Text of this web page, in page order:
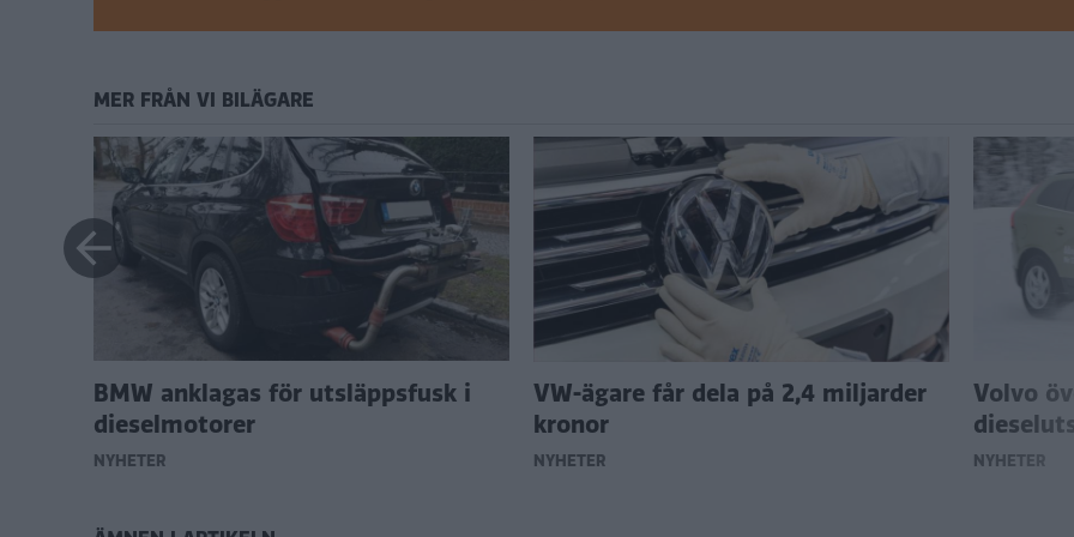
MER FRÅN VI BILÄGARE
BMW anklagas för utsläppsfusk i
dieselmotorer
NYHETER
VW-ägare får dela på 2,4 miljarder
kronor
NYHETER
Volvo
NYHETER